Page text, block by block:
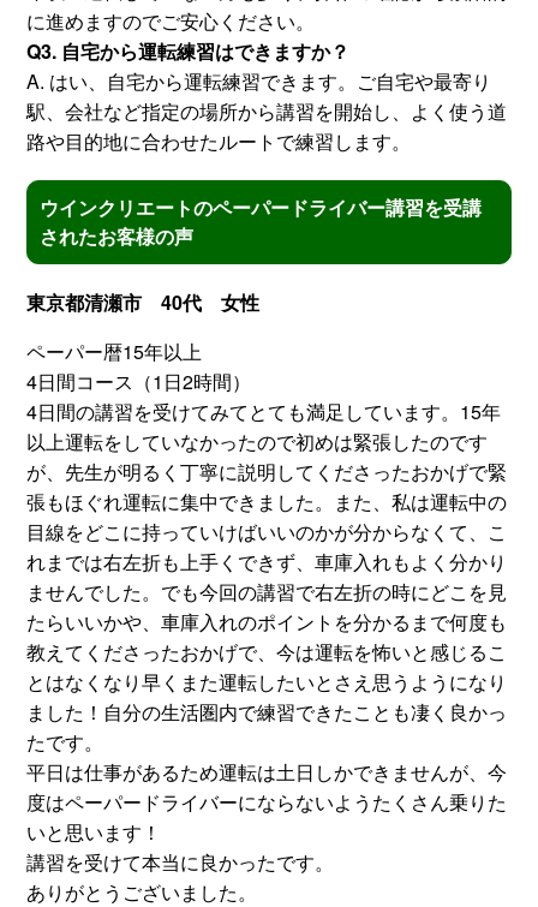
に進めますのでご安心ください。
Q3. 自宅から運転練習はできますか？
A. はい、自宅から運転練習できます。ご自宅や最寄り
駅、会社など指定の場所から講習を開始し、よく使う道
路や目的地に合わせたルートで練習します。
ウインクリエートのペーパードライバー講習を受講
されたお客様の声
東京都清瀬市 40代 女性
ペーパー暦15年以上
4日間コース（1日2時間）
4日間の講習を受けてみてとても満足しています。15年
以上運転をしていなかったので初めは緊張したのです
が、先生が明るく丁寧に説明してくださったおかげで緊
張もほぐれ運転に集中できました。また、私は運転中の
目線をどこに持っていけばいいのかが分からなくて、こ
れまでは右左折も上手くできず、車庫入れもよく分かり
ませんでした。でも今回の講習で右左折の時にどこを見
たらいいかや、車庫入れのポイントを分かるまで何度も
教えてくださったおかげで、今は運転を怖いと感じるこ
とはなくなり早くまた運転したいとさえ思うようになり
ました！自分の生活圏内で練習できたことも凄く良かっ
たです。
平日は仕事があるため運転は土日しかできませんが、今
度はペーパードライバーにならないようたくさん乗りた
いと思います！
講習を受けて本当に良かったです。
ありがとうございました。